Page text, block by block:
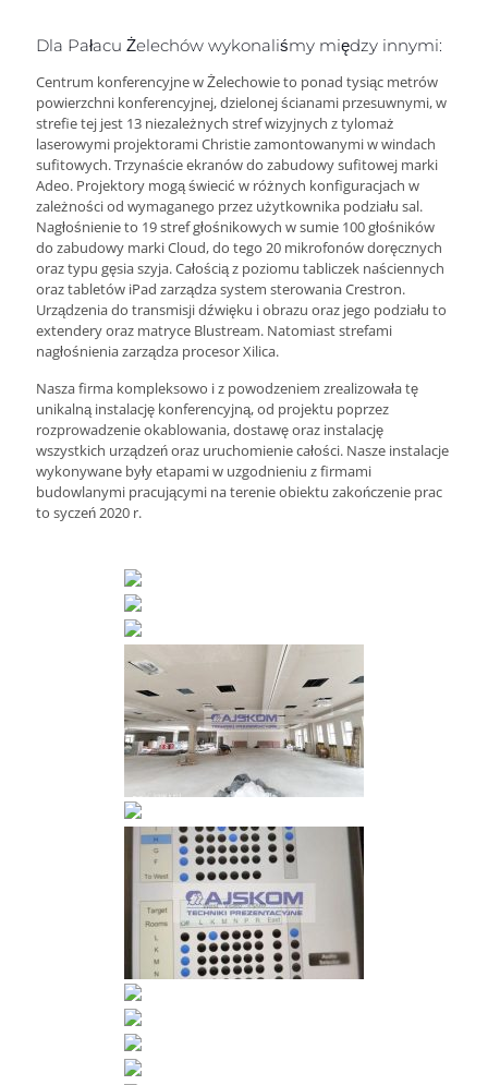
Dla Pałacu Żelechów wykonaliśmy między innymi:
Centrum konferencyjne w Żelechowie to ponad tysiąc metrów
powierzchni konferencyjnej, dzielonej ścianami przesuwnymi, w
strefie tej jest 13 niezależnych stref wizyjnych z tylomaż
laserowymi projektorami Christie zamontowanymi w windach
sufitowych. Trzynaście ekranów do zabudowy sufitowej marki
Adeo. Projektory mogą świecić w różnych konfiguracjach w
zależności od wymaganego przez użytkownika podziału sal.
Nagłośnienie to 19 stref głośnikowych w sumie 100 głośników
do zabudowy marki Cloud, do tego 20 mikrofonów doręcznych
oraz typu gęsia szyja. Całością z poziomu tabliczek naściennych
oraz tabletów iPad zarządza system sterowania Crestron.
Urządzenia do transmisji dźwięku i obrazu oraz jego podziału to
extendery oraz matryce Blustream. Natomiast strefami
nagłośnienia zarządza procesor Xilica.
Nasza firma kompleksowo i z powodzeniem zrealizowała tę
unikalną instalację konferencyjną, od projektu poprzez
rozprowadzenie okablowania, dostawę oraz instalację
wszystkich urządzeń oraz uruchomienie całości. Nasze instalacje
wykonywane były etapami w uzgodnieniu z firmami
budowlanymi pracującymi na terenie obiektu zakończenie prac
to syczeń 2020 r.